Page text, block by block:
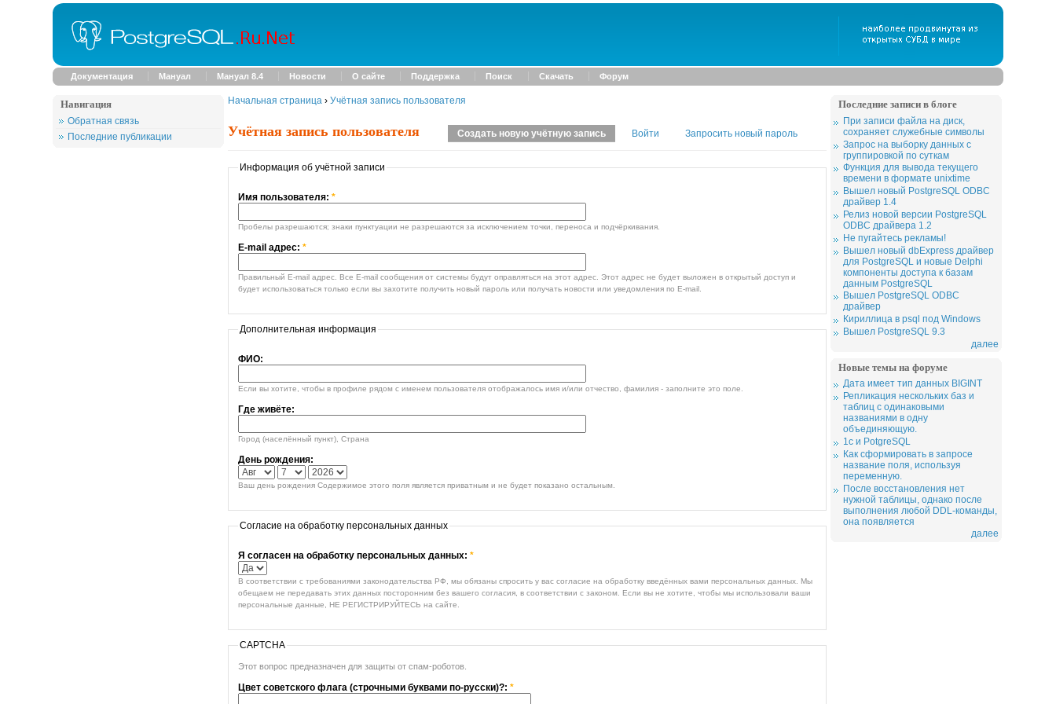
Документация Мануал Мануал 8.4 Новости О сайте Поддержка Поиск Скачать Форум
Навигация
Обратная связь
Последние публикации
Начальная страница› Учётная запись пользователя
Учётная запись пользователя Создать новую учётную запись Войти Запросить новый пароль
Информация об учётной записи
Имя пользователя: *
Пробелы разрешаются; знаки пунктуации не разрешаются за исключением точки, переноса и подчёркивания.
E-mail адрес: *
Правильный E-mail адрес. Все E-mail сообщения от системы будут оправляться на этот адрес. Этот адрес не будет выложен в открытый доступ и
будет использоваться только если вы захотите получить новый пароль или получать новости или уведомления по E-mail.
Дополнительная информация
ФИО:
Если вы хотите, чтобы в профиле рядом с именем пользователя отображалось имя и/или отчество, фамилия - заполните это поле.
Где живёте:
Город (населённый пункт), Страна
День рождения:
Ваш день рождения Содержимое этого поля является приватным и не будет показано остальным.
Согласие на обработку персональных данных
Я согласен на обработку персональных данных: *
В соответствии с требованиями законодательства РФ, мы обязаны спросить у вас согласие на обработку введённых вами персональных данных. Мы
обещаем не передавать этих данных посторонним без вашего согласия, в соответствии с законом. Если вы не хотите, чтобы мы использовали ваши
персональные данные, НЕ РЕГИСТРИРУЙТЕСЬ на сайте.
CAPTCHA
Этот вопрос предназначен для защиты от спам-роботов.
Цвет советского флага (строчными буквами по-русски)?: *
Последние записи в блоге
При записи файла на диск,
сохраняет служебные символы
Запрос на выборку данных с
группировкой по суткам
Функция для вывода текущего
времени в формате unixtime
Вышел новый PostgreSQL ODBC
драйвер 1.4
Релиз новой версии PostgreSQL
ODBC драйвера 1.2
Не пугайтесь рекламы!
Вышел новый dbExpress драйвер
для PostgreSQL и новые Delphi
компоненты доступа к базам
данным PostgreSQL
Вышел PostgreSQL ODBC
драйвер
Кириллица в psql под Windows
Вышел PostgreSQL 9.3
далее
Новые темы на форуме
Дата имеет тип данных BIGINT
Репликация нескольких баз и
таблиц с одинаковыми
названиями в одну
объединяющую.
1c и PotgreSQL
Как сформировать в запросе
название поля, используя
переменную.
После восстановления нет
нужной таблицы, однако после
выполнения любой DDL-команды,
она появляется
далее